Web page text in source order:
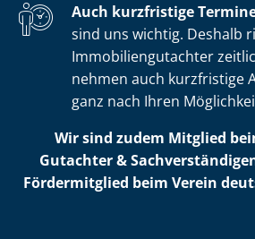
Auch kurzfristige
sind uns wichtig. Deshalb
Im­mo­bi­li­en­gut­ach­ter
nehmen auch kurzfristige
ganz nach Ihren
Wir sind zudem Mitglied
Gutachter &
Fördermitglied beim Verein